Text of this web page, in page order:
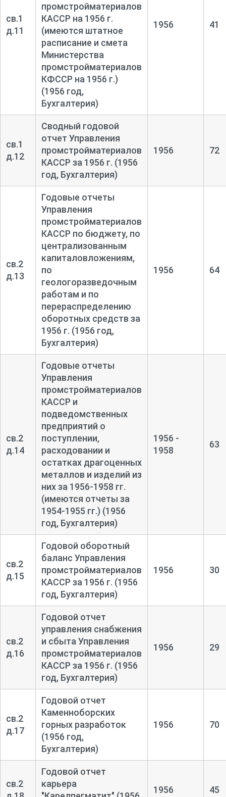
св.1
д.11
промстройматериалов
КАССР на 1956 г.
(имеются штатное
расписание и смета
Министерства
промстройматериалов
КФССР на 1956 г.)
(1956 год,
Бухгалтерия)
1956 41
св.1
д.12
Сводный годовой
отчет Управления
промстройматериалов
КАССР за 1956 г. (1956
год, Бухгалтерия)
1956 72
св.2
д.13
Годовые отчеты
Управления
промстройматериалов
КАССР по бюджету, по
централизованным
капиталовложениям,
по
геологоразведочным
работам и по
перераспределению
оборотных средств за
1956 г. (1956 год,
Бухгалтерия)
1956 64
св.2
д.14
Годовые отчеты
Управления
промстройматериалов
КАССР и
подведомственных
предприятий о
поступлении,
расходовании и
остатках драгоценных
металлов и изделий из
них за 1956-1958 гг.
(имеются отчеты за
1954-1955 гг.) (1956
год, Бухгалтерия)
1956 -
1958
63
св.2
д.15
Годовой оборотный
баланс Управления
промстройматериалов
КАССР за 1956 г. (1956
год, Бухгалтерия)
1956 30
св.2
д.16
Годовой отчет
управления снабжения
и сбыта Управления
промстройматериалов
КАССР за 1956 г. (1956
год, Бухгалтерия)
1956 29
св.2
д.17
Годовой отчет
Каменноборских
горных разработок
(1956 год,
Бухгалтерия)
1956 70
св.2
Годовой отчет
карьера
1956 45